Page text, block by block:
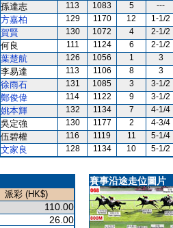
孫達志 113 1083 5 ---
方嘉柏 129 1170 12 1-1/2
賀賢 130 1072 4 2-1/2
何良 111 1124 6 2-1/2
葉楚航 126 1056 1 3
李易達 113 1106 8 3
徐雨石 131 1085 3 3-1/2
鄭俊偉 114 1122 9 3-1/2
姚本輝 132 1134 7 4-1/4
吳定強 130 1177 2 4-3/4
伍碧權 116 1119 11 5-1/4
文家良 128 1134 10 5-1/2
派彩 (HK$)
110.00
26.00
賽事沿途走位圖片